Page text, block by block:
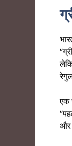
एक
और